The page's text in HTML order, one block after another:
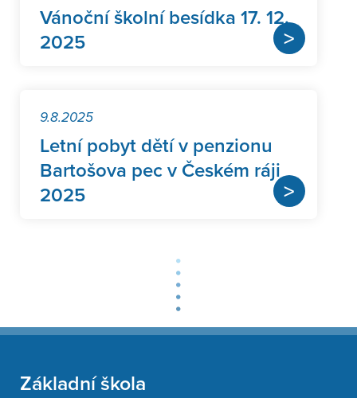
Vánoční školní besídka 17. 12.
2025
>
9.8.2025
Letní pobyt dětí v penzionu
Bartošova pec v Českém ráji
2025
>
Základní škola